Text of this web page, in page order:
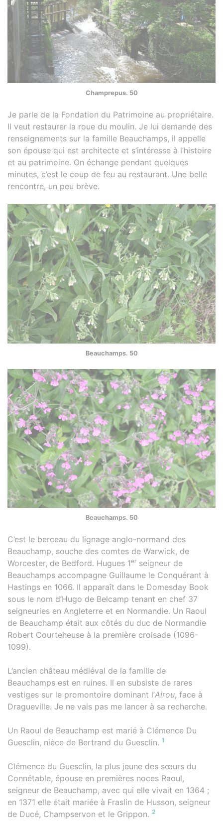
Champrepus. 50
Je parle de la Fondation du Patrimoine au propriétaire.
Il veut restaurer la roue du moulin. Je lui demande des
renseignements sur la famille Beauchamps, il appelle
son épouse qui est architecte et s’intéresse à l’histoire
et au patrimoine. On échange pendant quelques
minutes, c’est le coup de feu au restaurant. Une belle
rencontre, un peu brève.
Beauchamps. 50
Beauchamps. 50
C’est le berceau du lignage anglo-normand des
Beauchamp, souche des comtes de Warwick, de
Worcester, de Bedford. Hugues 1er seigneur de
Beauchamps accompagne Guillaume le Conquérant à
Hastings en 1066. Il apparaît dans le Domesday Book
sous le nom d’Hugo de Belcamp tenant en chef 37
seigneuries en Angleterre et en Normandie. Un Raoul
de Beauchamp était aux côtés du duc de Normandie
Robert Courteheuse à la première croisade (1096-
1099).
L’ancien château médiéval de la famille de
Beauchamps est en ruines. Il en subsiste de rares
vestiges sur le promontoire dominant l’Airou, face à
Dragueville. Je ne vais pas me lancer à sa recherche.
Un Raoul de Beauchamp est marié à Clémence Du
Guesclin, nièce de Bertrand du Guesclin. 1
Clémence du Guesclin, la plus jeune des sœurs du
Connétable, épouse en premières noces Raoul,
seigneur de Beauchamp, avec qui elle vivait en 1364 ;
en 1371 elle était mariée à Fraslin de Husson, seigneur
de Ducé, Champservon et le Grippon. 2